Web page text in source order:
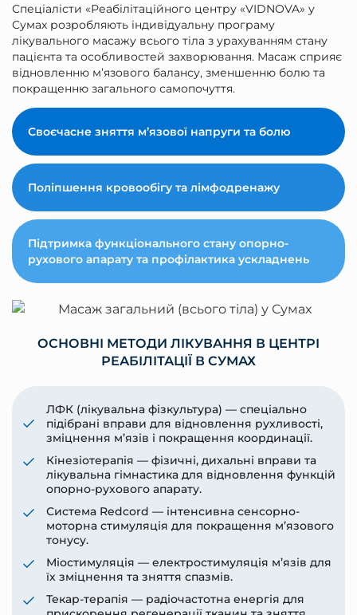
Спеціалісти «Реабілітаційного центру «VIDNOVA» у
Сумах розробляють індивідуальну програму
лікувального масажу всього тіла з урахуванням стану
пацієнта та особливостей захворювання. Масаж сприяє
відновленню м’язового балансу, зменшенню болю та
покращенню загального самопочуття.
Своєчасне зняття м’язової напруги та болю
Поліпшення кровообігу та лімфодренажу
Підтримка функціонального стану опорно-
рухового апарату та профілактика ускладнень
ОСНОВНІ МЕТОДИ ЛІКУВАННЯ В ЦЕНТРІ
РЕАБІЛІТАЦІЇ В СУМАХ
ЛФК (лікувальна фізкультура) — спеціально
підібрані вправи для відновлення рухливості,
зміцнення м’язів і покращення координації.
Кінезіотерапія — фізичні, дихальні вправи та
лікувальна гімнастика для відновлення функцій
опорно-рухового апарату.
Система Redcord — інтенсивна сенсорно-
моторна стимуляція для покращення м’язового
тонусу.
Міостимуляція — електростимуляція м’язів для
їх зміцнення та зняття спазмів.
Текар-терапія — радіочастотна енергія для